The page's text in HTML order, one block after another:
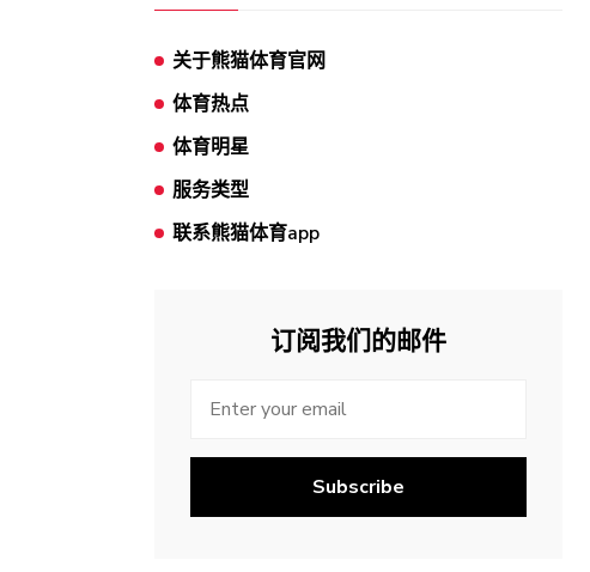
关于熊猫体育官网
体育热点
体育明星
服务类型
联系熊猫体育app
订阅我们的邮件
Subscribe